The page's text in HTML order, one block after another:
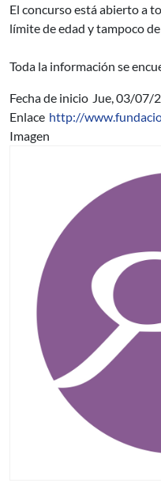
El concurso está abierto a
límite de edad y tampoco
Toda la información se
Fecha de inicio Jue, 03/07/
Enlace http://
Imagen